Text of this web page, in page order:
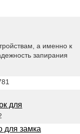
а именно к
запирания
для
для замка